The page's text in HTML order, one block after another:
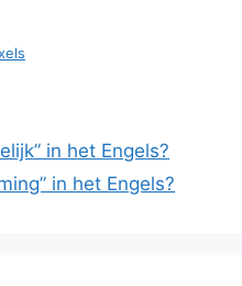
in het Engels?
in het Engels?